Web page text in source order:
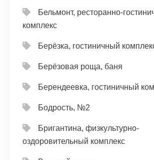
Бельмонт, ресторанно-
комплекс
Берёзка, гостиничный
Берёзовая роща, баня
Берендеевка, гостиничный
Бодрость, №2
Бригантина, физкультурно-
оздоровительный комплекс